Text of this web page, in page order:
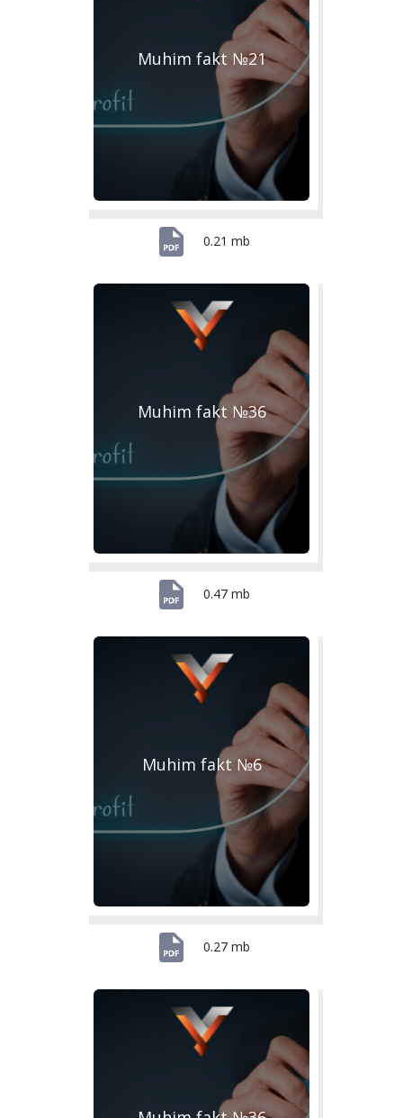
Muhim fakt №21
0.21 mb
Muhim fakt №36
0.47 mb
Muhim fakt №6
0.27 mb